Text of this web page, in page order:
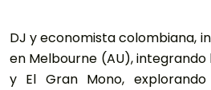
DJ y economista colombiana,
en Melbourne (AU), integrando
y El Gran Mono,